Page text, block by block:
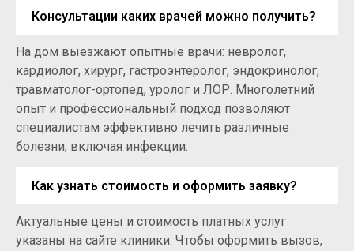
Консультации каких врачей можно получить?
На дом выезжают опытные врачи: невролог,
кардиолог, хирург, гастроэнтеролог, эндокринолог,
травматолог-ортопед, уролог и ЛОР. Многолетний
опыт и профессиональный подход позволяют
специалистам эффективно лечить различные
болезни, включая инфекции.
Как узнать стоимость и оформить заявку?
Актуальные цены и стоимость платных услуг
указаны на сайте клиники. Чтобы оформить вызов,